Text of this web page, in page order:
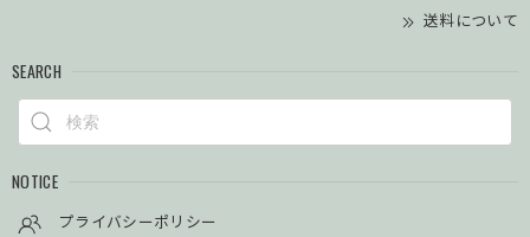
送料について
SEARCH
NOTICE
プライバシーポリシー